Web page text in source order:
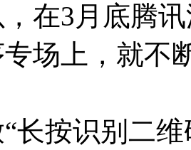
，在3月底腾
场上，就不
长按识别二